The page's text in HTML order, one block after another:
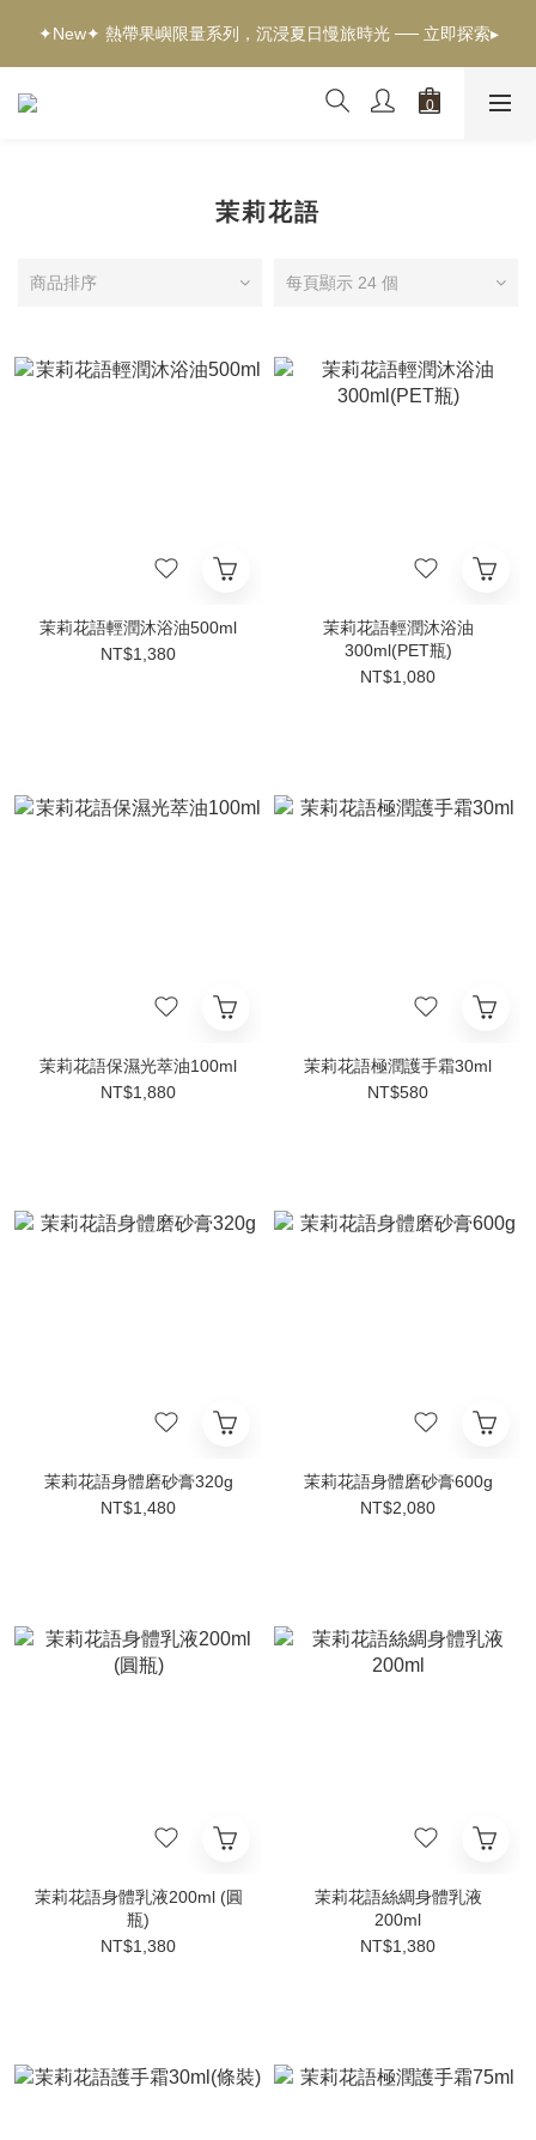
✦新客獨享✦ 首購輸入【welcome】滿$500現折$100 ── 立即選
購▸
✦New✦ 熱帶果嶼限量系列，沉浸夏日慢旅時光 ── 立即探索▸
✦新客獨享✦ 首購輸入【welcome】滿$500現折$100 ── 立即選
茉莉花語
商品排序 每頁顯示 24 個
茉莉花語輕潤沐浴油500ml
NT$1,380
茉莉花語輕潤沐浴油
300ml(PET瓶)
NT$1,080
茉莉花語保濕光萃油100ml
NT$1,880
茉莉花語極潤護手霜30ml
NT$580
茉莉花語身體磨砂膏320g
NT$1,480
茉莉花語身體磨砂膏600g
NT$2,080
茉莉花語身體乳液200ml (圓
瓶)
NT$1,380
茉莉花語絲綢身體乳液
200ml
NT$1,380